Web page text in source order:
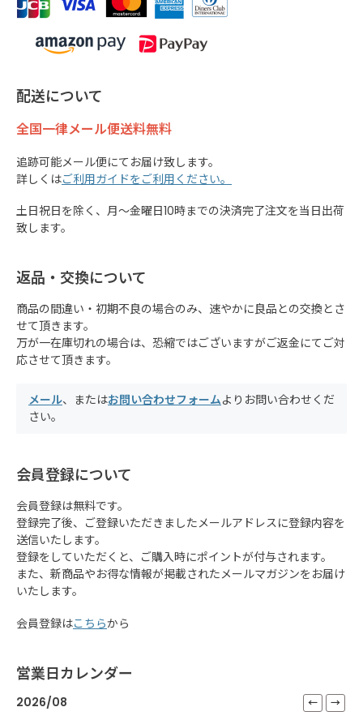
配送について
全国一律メール便送料無料
追跡可能メール便にてお届け致します。
詳しくはご利用ガイドをご利用ください。
土日祝日を除く、月～金曜日10時までの決済完了注文を当日出荷
致します。
返品・交換について
商品の間違い・初期不良の場合のみ、速やかに良品との交換とさ
せて頂きます。
万が一在庫切れの場合は、恐縮ではございますがご返金にてご対
応させて頂きます。
メール、またはお問い合わせフォームよりお問い合わせくだ
さい。
会員登録について
会員登録は無料です。
登録完了後、ご登録いただきましたメールアドレスに登録内容を
送信いたします。
登録をしていただくと、ご購入時にポイントが付与されます。
また、新商品やお得な情報が掲載されたメールマガジンをお届け
いたします。
会員登録はこちらから
営業日カレンダー
2026/08